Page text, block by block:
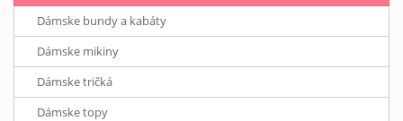
Dámske bundy a kabáty
Dámske mikiny
Dámske tričká
Dámske topy